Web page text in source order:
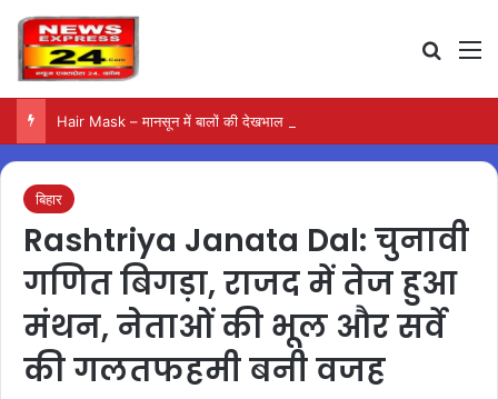
Hair Mask – मानसून में बालों की देखभाल के लिए आजमाएं अंडे का मास्क
बिहार
Rashtriya Janata Dal: चुनावी
गणित बिगड़ा, राजद में तेज हुआ
मंथन, नेताओं की भूल और सर्वे
की गलतफहमी बनी वजह